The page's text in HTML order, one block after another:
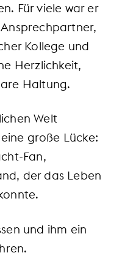
Für viele war er
Kollege und
Herzlichkeit,
Haltung.
Welt
große Lücke:
Fan,
der das Leben
und ihm ein